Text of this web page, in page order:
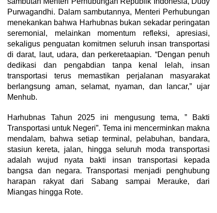
Purwagandhi. Dalam sambutannya, Menteri Perhubungan
menekankan bahwa Harhubnas bukan sekadar peringatan
seremonial, melainkan momentum refleksi, apresiasi,
sekaligus penguatan komitmen seluruh insan transportasi
di darat, laut, udara, dan perkeretaapian. “Dengan penuh
dedikasi dan pengabdian tanpa kenal lelah, insan
transportasi terus memastikan perjalanan masyarakat
berlangsung aman, selamat, nyaman, dan lancar,” ujar
Menhub.
Harhubnas Tahun 2025 ini mengusung tema, ” Bakti
Transportasi untuk Negeri”. Tema ini mencerminkan makna
mendalam, bahwa setiap terminal, pelabuhan, bandara,
stasiun kereta, jalan, hingga seluruh moda transportasi
adalah wujud nyata bakti insan transportasi kepada
bangsa dan negara. Transportasi menjadi penghubung
harapan rakyat dari Sabang sampai Merauke, dari
Miangas hingga Rote.